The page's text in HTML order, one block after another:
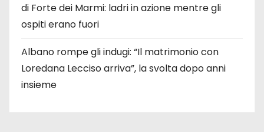
di Forte dei Marmi: ladri in azione mentre gli
ospiti erano fuori
Albano rompe gli indugi: “Il matrimonio con
Loredana Lecciso arriva”, la svolta dopo anni
insieme